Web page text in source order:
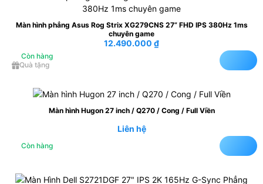
Màn hình phẳng Asus Rog Strix XG279CNS 27” FHD IPS 380Hz 1ms
chuyên game
12.490.000 ₫
Còn hàng
Quà tặng
Màn hình Hugon 27 inch / Q270 / Cong / Full Viền
Liên hệ
Còn hàng